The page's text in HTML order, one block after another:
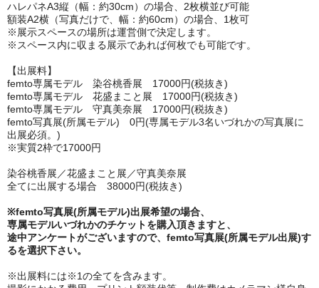
ハレパネA3縦（幅：約30cm）の場合、2枚横並び可能
額装A2横（写真だけで、幅：約60cm）の場合、1枚可
※展示スペースの場所は運営側で決定します。
※スペース内に収まる展示であれば何枚でも可能です。
【出展料】
femto専属モデル 染谷桃香展 17000円(税抜き)
femto専属モデル 花盛まこと展 17000円(税抜き)
femto専属モデル 守真美奈展 17000円(税抜き)
femto写真展(所属モデル) 0円(専属モデル3名いづれかの写真展に
出展必須。)
※実質2枠で17000円
染谷桃香展／花盛まこと展／守真美奈展
全てに出展する場合 38000円(税抜き)
※femto写真展(所属モデル)出展希望の場合、
専属モデルいづれかのチケットを購入頂きますと、
途中アンケートがございますので、femto写真展(所属モデル出展)す
るを選択下さい。
※出展料には※1の全てを含みます。